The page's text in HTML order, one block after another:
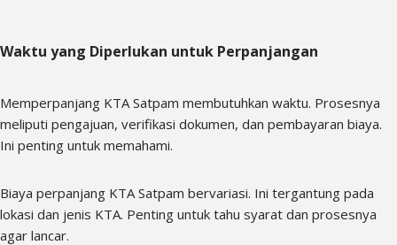
Waktu yang Diperlukan untuk Perpanjangan
Memperpanjang KTA Satpam membutuhkan waktu. Prosesnya
meliputi pengajuan, verifikasi dokumen, dan pembayaran biaya.
Ini penting untuk memahami.
Biaya perpanjang KTA Satpam bervariasi. Ini tergantung pada
lokasi dan jenis KTA. Penting untuk tahu syarat dan prosesnya
agar lancar.